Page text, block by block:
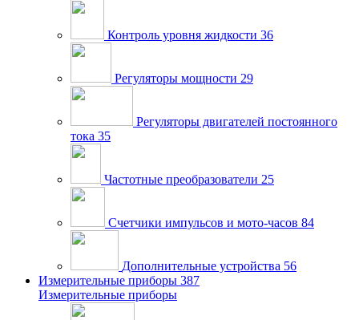
Контроль уровня жидкости 36
Регуляторы мощности 29
Регуляторы двигателей постоянного
тока 35
Частотные преобразователи 25
Счетчики импульсов и мото-часов 84
Дополнительные устройства 56
Измерительные приборы 387
Измерительные приборы